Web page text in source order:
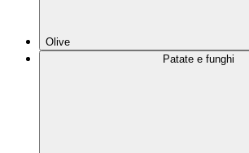
Olive
Patate e funghi